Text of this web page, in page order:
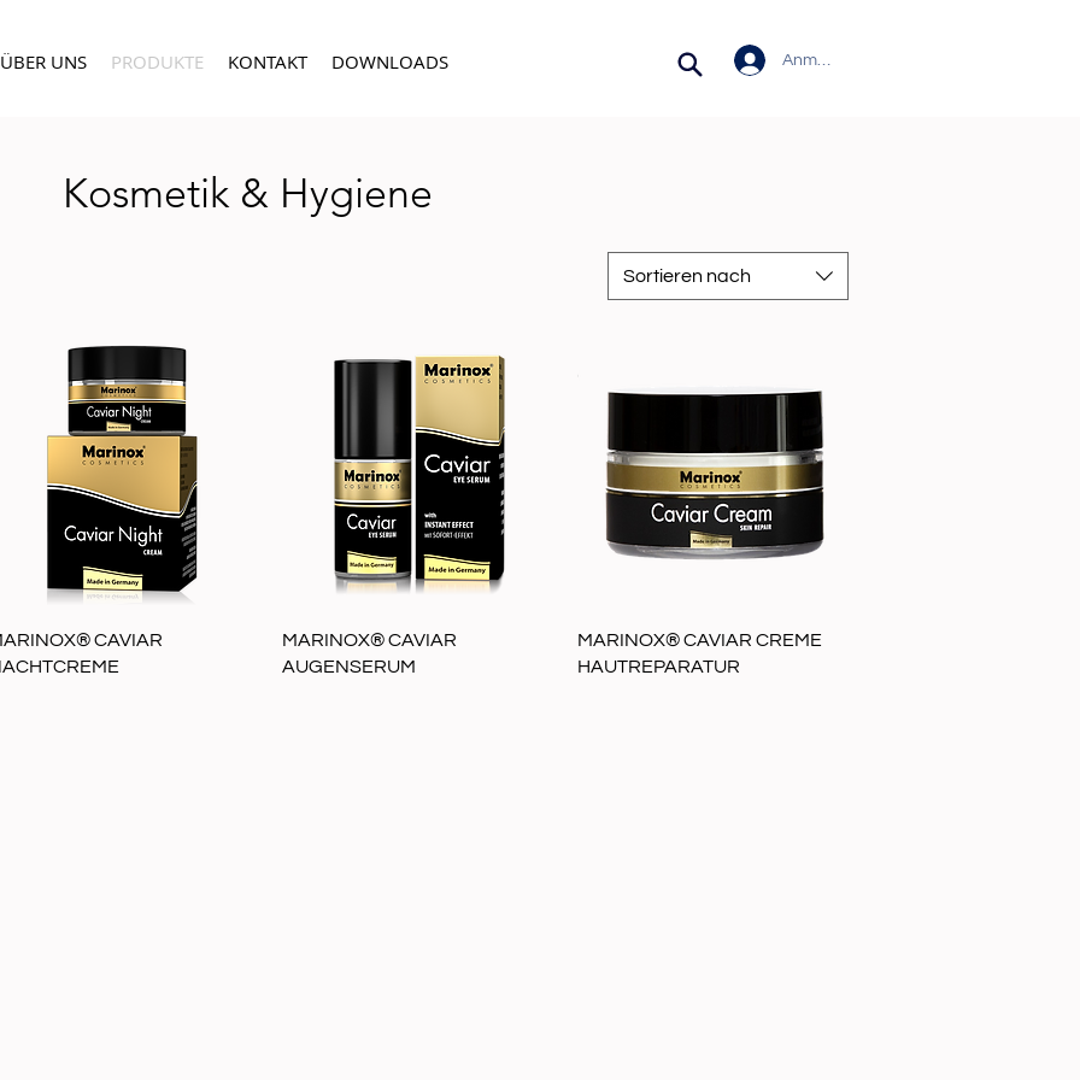
ÜBER UNS PRODUKTE KONTAKT DOWNLOADS Anmelden
Kosmetik & Hygiene
Sortieren nach
Schnellansicht
CAVIAR
Schnellansicht
MARINOX® CAVIAR
AUGENSERUM
Schnellansicht
MARINOX® CAVIAR CREME
HAUTREPARATUR